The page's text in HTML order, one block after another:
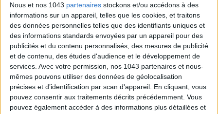
Nous et nos 1043 partenaires stockons et/ou accédons à des
informations sur un appareil, telles que les cookies, et traitons
des données personnelles telles que des identifiants uniques et
des informations standards envoyées par un appareil pour des
publicités et du contenu personnalisés, des mesures de publicité
et de contenu, des études d'audience et le développement de
services. Avec votre permission, nos 1043 partenaires et nous-
mêmes pouvons utiliser des données de géolocalisation
précises et d’identification par scan d'appareil. En cliquant, vous
pouvez consentir aux traitements décrits précédemment. Vous
pouvez également accéder à des informations plus détaillées et
Inscrivez-vous à notre newsletter
S'INSCRIRE